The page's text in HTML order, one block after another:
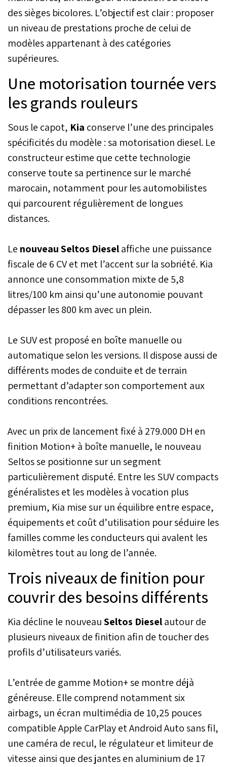
des sièges bicolores. L’objectif est clair : proposer
un niveau de prestations proche de celui de
modèles appartenant à des catégories
supérieures.
Une motorisation tournée vers
les grands rouleurs
Sous le capot, Kia conserve l’une des principales
spécificités du modèle : sa motorisation diesel. Le
constructeur estime que cette technologie
conserve toute sa pertinence sur le marché
marocain, notamment pour les automobilistes
qui parcourent régulièrement de longues
distances.
Le nouveau Seltos Dieselaffiche une puissance
fiscale de 6 CV et met l’accent sur la sobriété. Kia
annonce une consommation mixte de 5,8
litres/100 km ainsi qu’une autonomie pouvant
dépasser les 800 km avec un plein.
Le SUV est proposé en boîte manuelle ou
automatique selon les versions. Il dispose aussi de
différents modes de conduite et de terrain
permettant d’adapter son comportement aux
conditions rencontrées.
Avec un prix de lancement fixé à 279.000 DH en
finition Motion+ à boîte manuelle, le nouveau
Seltos se positionne sur un segment
particulièrement disputé. Entre les SUV compacts
généralistes et les modèles à vocation plus
premium, Kia mise sur un équilibre entre espace,
équipements et coût d’utilisation pour séduire les
familles comme les conducteurs qui avalent les
kilomètres tout au long de l’année.
Trois niveaux de finition pour
couvrir des besoins différents
Kia décline le nouveauSeltos Dieselautour de
plusieurs niveaux de finition afin de toucher des
profils d’utilisateurs variés.
L’entrée de gamme Motion+ se montre déjà
généreuse. Elle comprend notamment six
airbags, un écran multimédia de 10,25 pouces
compatible Apple CarPlay et Android Auto sans fil,
une caméra de recul, le régulateur et limiteur de
vitesse ainsi que des jantes en aluminium de 17